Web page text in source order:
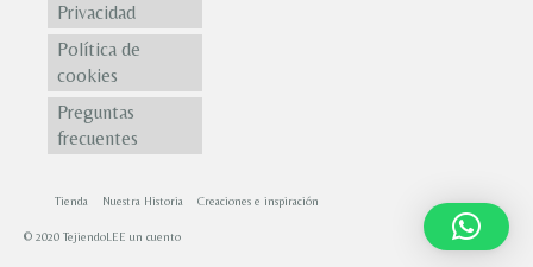
Privacidad
Política de
cookies
Preguntas
frecuentes
Tienda Nuestra Historia Creaciones e inspiración
© 2020 TejiendoLEE un cuento